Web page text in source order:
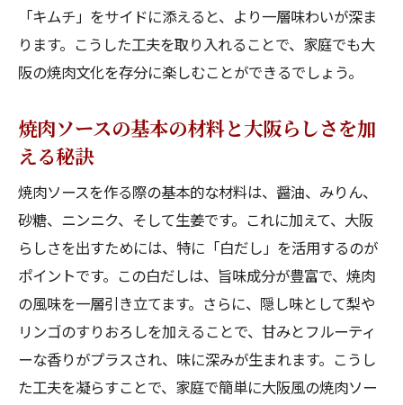
ト
焼肉の美味しさを倍増させる大阪のソース
の特徴
大阪流焼肉ソースのベースとなる材料選び
家庭料理に取り入れるべき大阪の焼肉テク
ニック
焼肉ソースのアレンジで自宅焼肉を華やか
に
大阪風の焼肉ソースで食卓に驚きを
ソースが主役！大阪の味を自宅で再現
焼肉タイムを特別なものにする大阪流秘伝
ソース
「キムチ」をサイドに添えると、より一層味わいが深ま
ります。こうした工夫を取り入れることで、家庭でも大
阪の焼肉文化を存分に楽しむことができるでしょう。
焼肉ソースの基本の材料と大阪らしさを加
える秘訣
焼肉ソースを作る際の基本的な材料は、醤油、みりん、
砂糖、ニンニク、そして生姜です。これに加えて、大阪
らしさを出すためには、特に「白だし」を活用するのが
ポイントです。この白だしは、旨味成分が豊富で、焼肉
の風味を一層引き立てます。さらに、隠し味として梨や
リンゴのすりおろしを加えることで、甘みとフルーティ
ーな香りがプラスされ、味に深みが生まれます。こうし
た工夫を凝らすことで、家庭で簡単に大阪風の焼肉ソー